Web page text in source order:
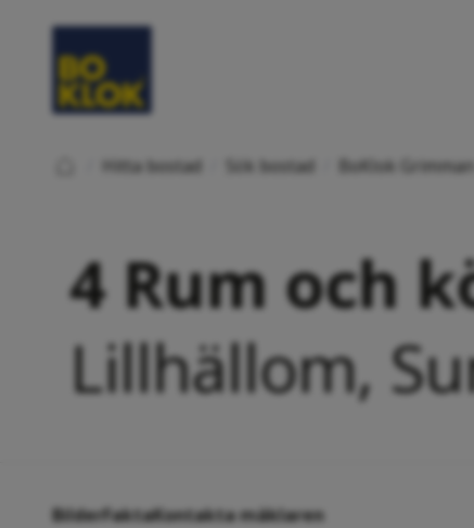
Hitta bostad Sök bostad BoKlok Grimman
4 Rum och
Lillhällom,
BilderFaktaKontakta mäklaren